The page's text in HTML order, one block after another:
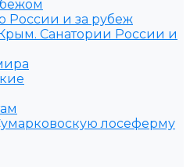
России и за рубеж
Санатории России и
лосеферму